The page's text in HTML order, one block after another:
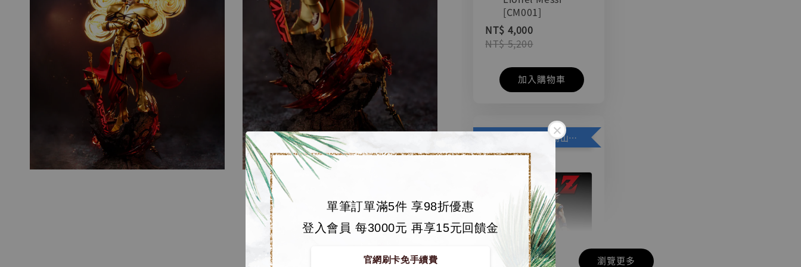
單筆訂單滿5件 享98折優惠
登入會員 每3000元 再享15元回饋金
官網刷卡免手續費
[CM001]
NT$ 4,000
NT$ 5,200
加入購物車
加購優惠【悟空 鳥山明紀念款 [奇蹟工作室]】
瀏覽更多